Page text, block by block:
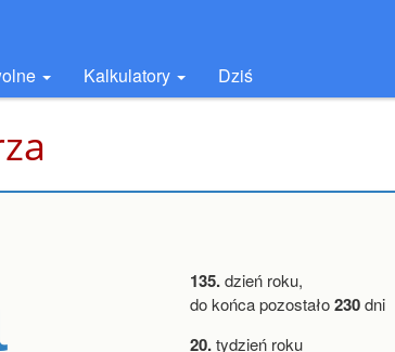
Kalkulatory Dziś
135.dzień roku,
do końca pozostało230dni
20.tydzień roku